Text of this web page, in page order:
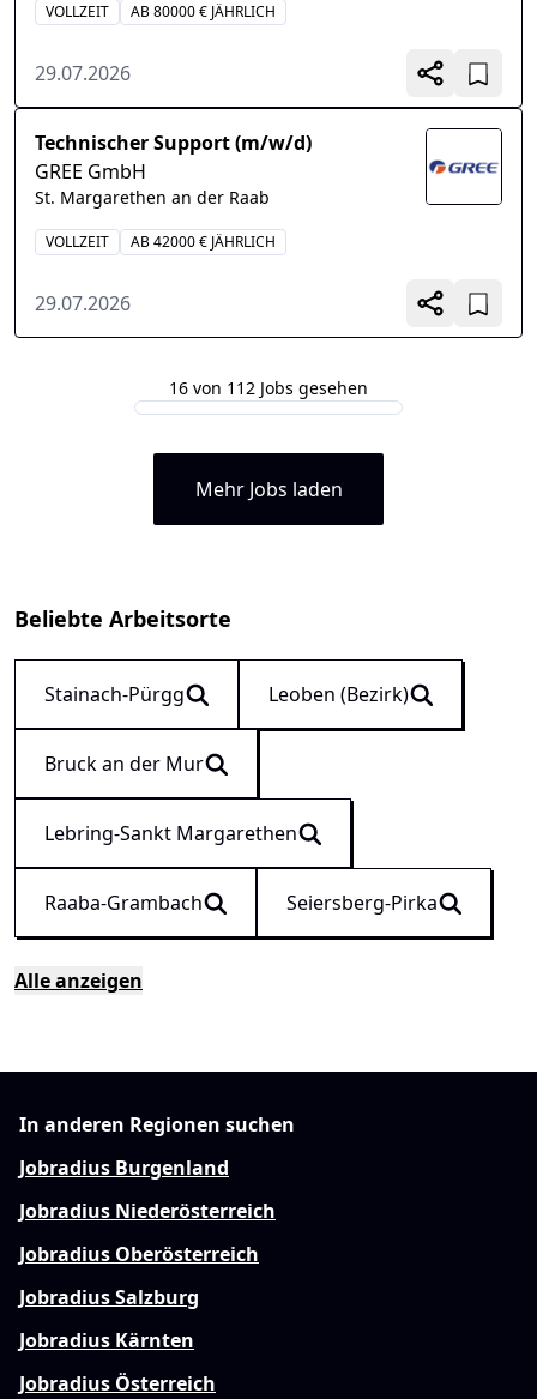
VOLLZEIT AB 80000 € JÄHRLICH
29.07.2026
Technischer Support (m/w/d)
GREE GmbH
St. Margarethen an der Raab
VOLLZEIT AB 42000 € JÄHRLICH
29.07.2026
16 von 112 Jobs gesehen
Mehr Jobs laden
Beliebte Arbeitsorte
Stainach-Pürgg Leoben (Bezirk)
Bruck an der Mur
Lebring-Sankt Margarethen
Raaba-Grambach Seiersberg-Pirka
Alle anzeigen
In anderen Regionen suchen
Jobradius Burgenland
Jobradius Niederösterreich
Jobradius Oberösterreich
Jobradius Salzburg
Jobradius Kärnten
Jobradius Österreich